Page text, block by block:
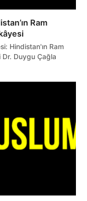
Ram
Hindistan'ın Ram
Dr. Duygu Çağla